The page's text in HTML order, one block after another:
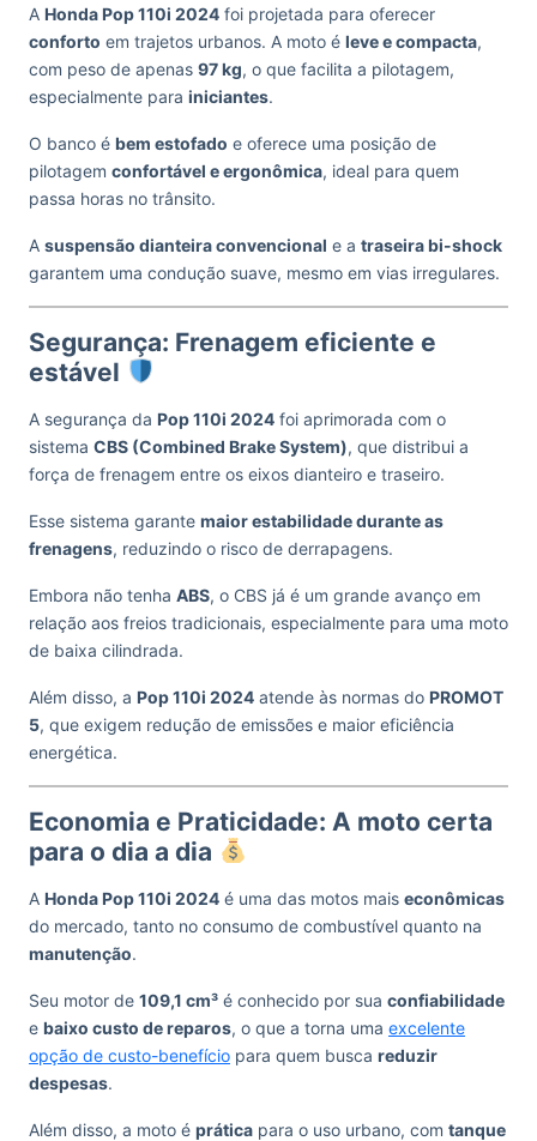
A Honda Pop 110i 2024 foi projetada para oferecer
conforto em trajetos urbanos. A moto é leve e compacta,
com peso de apenas 97 kg, o que facilita a pilotagem,
especialmente para iniciantes.
O banco é bem estofado e oferece uma posição de
pilotagem confortável e ergonômica, ideal para quem
passa horas no trânsito.
A suspensão dianteira convencional e a traseira bi-shock
garantem uma condução suave, mesmo em vias irregulares.
Segurança: Frenagem eficiente e
estável
A segurança da Pop 110i 2024 foi aprimorada com o
sistema CBS (Combined Brake System), que distribui a
força de frenagem entre os eixos dianteiro e traseiro.
Esse sistema garante maior estabilidade durante as
frenagens, reduzindo o risco de derrapagens.
Embora não tenha ABS, o CBS já é um grande avanço em
relação aos freios tradicionais, especialmente para uma moto
de baixa cilindrada.
Além disso, a Pop 110i 2024 atende às normas do PROMOT
5, que exigem redução de emissões e maior eficiência
energética.
Economia e Praticidade: A moto certa
para o dia a dia
A Honda Pop 110i 2024 é uma das motos mais econômicas
do mercado, tanto no consumo de combustível quanto na
manutenção.
Seu motor de 109,1 cm³ é conhecido por sua confiabilidade
e baixo custo de reparos, o que a torna uma excelente
opção de custo-benefício para quem busca reduzir
despesas.
Além disso, a moto é prática para o uso urbano, com tanque